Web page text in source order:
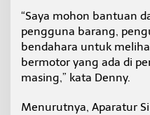
“Saya mohon bantuan
pengguna barang,
bendahara untuk
bermotor yang ada di
masing,” kata Denny.
Menurutnya, Aparatur